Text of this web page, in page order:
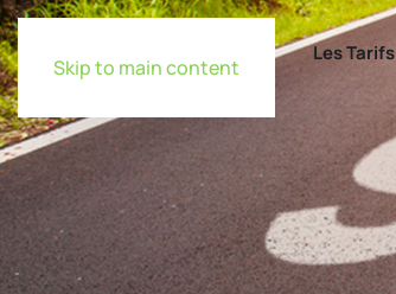
Skip to main content
Les Tarifs